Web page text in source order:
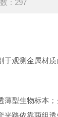
：297
测金属材
生物标本
路依靠两组